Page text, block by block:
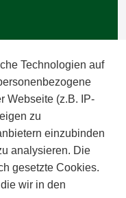
Technologien auf
Webseite (z.B. IP-
zu
einzubinden
analysieren. Die
gesetzte Cookies.
wir in den